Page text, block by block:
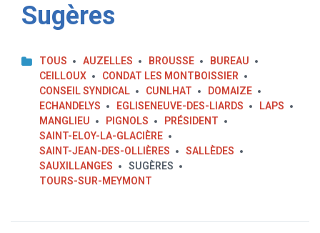
Sugères
TOUS AUZELLES BROUSSE
BUREAU
CEILLOUX
CONDAT LES MONTBOISSIER
CONSEIL SYNDICAL
CUNLHAT
DOMAIZE
ECHANDELYS
EGLISENEUVE-DES-LIARDS
LAPS
MANGLIEU
PIGNOLS
PRÉSIDENT
SAINT-ELOY-LA-GLACIÈRE
SAINT-JEAN-DES-OLLIÈRES
SALLÈDES
SAUXILLANGES
SUGÈRES
TOURS-SUR-MEYMONT